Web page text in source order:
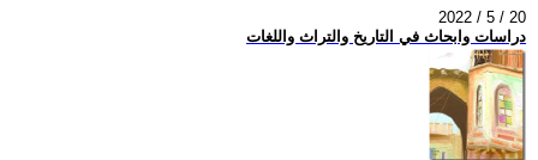
2022 / 5 / 20
دراسات وابحاث في التاريخ والتراث واللغات